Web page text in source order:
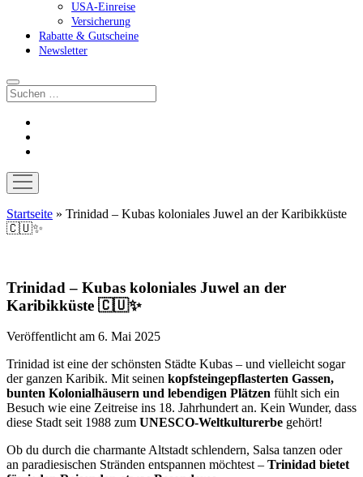
USA-Einreise
Versicherung
Rabatte & Gutscheine
Newsletter
Suchen
Menü
öffnen
Startseite » Trinidad – Kubas koloniales Juwel an der Karibikküste
🇨🇺✨
Trinidad – Kubas koloniales Juwel an der
Karibikküste 🇨🇺✨
Veröffentlicht am 6. Mai 2025
Trinidad ist eine der schönsten Städte Kubas – und vielleicht sogar
der ganzen Karibik. Mit seinen kopfsteingepflasterten Gassen,
bunten Kolonialhäusern und lebendigen Plätzen fühlt sich ein
Besuch wie eine Zeitreise ins 18. Jahrhundert an. Kein Wunder, dass
diese Stadt seit 1988 zum UNESCO-Weltkulturerbe gehört!
Ob du durch die charmante Altstadt schlendern, Salsa tanzen oder
an paradiesischen Stränden entspannen möchtest – Trinidad bietet